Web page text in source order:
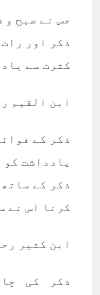
جس نے صبح و
ذکر اور
کثرت سے
ابن القیم
ذکر کے
یادداشت کو
ذکر کے
کرنا اس نے
ابن کثیر
ذکر کی